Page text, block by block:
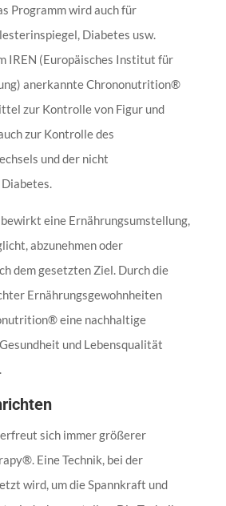
Programm wird auch für
Diabetes usw.
IREN (Europäisches Institut für
anerkannte Chrononutrition®
zur Kontrolle von Figur und
zur Kontrolle des
und der nicht
eine Ernährungsumstellung,
abzunehmen oder
dem gesetzten Ziel. Durch die
Ernährungsgewohnheiten
eine nachhaltige
und Lebensqualität
erfreut sich immer größerer
Eine Technik, bei der
wird, um die Spannkraft und